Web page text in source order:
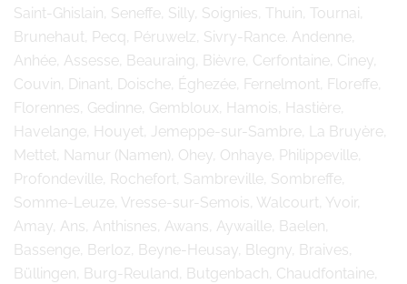
Saint-Ghislain, Seneffe, Silly, Soignies, Thuin, Tournai,
Brunehaut, Pecq, Péruwelz, Sivry-Rance. Andenne,
Anhée, Assesse, Beauraing, Bièvre, Cerfontaine, Ciney,
Couvin, Dinant, Doische, Éghezée, Fernelmont, Floreffe,
Florennes, Gedinne, Gembloux, Hamois, Hastière,
Havelange, Houyet, Jemeppe-sur-Sambre, La Bruyère,
Mettet, Namur (Namen), Ohey, Onhaye, Philippeville,
Profondeville, Rochefort, Sambreville, Sombreffe,
Somme-Leuze, Vresse-sur-Semois, Walcourt, Yvoir,
Amay, Ans, Anthisnes, Awans, Aywaille, Baelen,
Bassenge, Berloz, Beyne-Heusay, Blegny, Braives,
Büllingen, Burg-Reuland, Butgenbach, Chaudfontaine,